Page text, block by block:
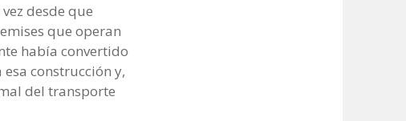
desde que
que operan
había convertido
construcción y,
del transporte